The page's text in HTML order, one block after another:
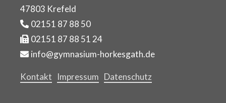
47803 Krefeld
02151 87 88 50
02151 87 88 51 24
info@gymnasium-horkesgath.de
Kontakt Impressum Datenschutz